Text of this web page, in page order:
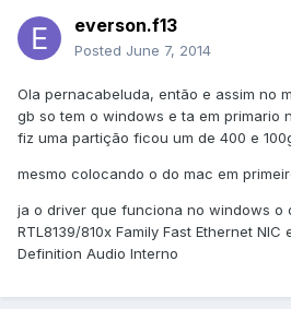
everson.f13
Posted June 7, 2014
Ola pernacabeluda, então e assim no
gb so tem o windows e ta em primario
fiz uma partição ficou um de 400 e
mesmo colocando o do mac em
ja o driver que funciona no windows o
RTL8139/810x Family Fast Ethernet
Definition Audio Interno